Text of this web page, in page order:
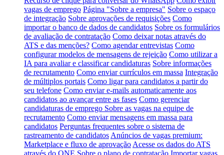
vagas de emprego Página "Sobre a empresa" Sobre o espaço
de integração Sobre aprovações de requisições Como
importar o banco de dados de candidatos Sobre os formulários
de avaliação de contratação Como deixar notas através do
ATS e das menções? Como agendar entrevistas Como
configurar modelos de mensagens de rejeição Como utilizar a
IA para avaliar e classificar candidaturas Sobre informações
de recrutamento Como enviar currículos em massa Integração
de múltiplos portais Como ligar para candidatos a partir do
seu telefone Como enviar e-mails automaticamente aos
candidatos ao avançar entre as fases Como gerenciar
candidaturas de emprego Sobre as vagas na equipe de
recrutamento Como enviar mensagens em massa para
candidatos Perguntas frequentes sobre o sistema de
rastreamento de candidatos Anúncios de vagas premium:
Marketplace e fluxo de aprovação Acesse os dados do ATS
através do ONE Sobre o plano de contratação Importar vagas